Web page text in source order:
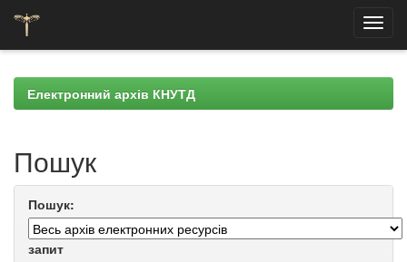
navigationЕлектронний архів КНУТД
Пошук
Пошук:
запит